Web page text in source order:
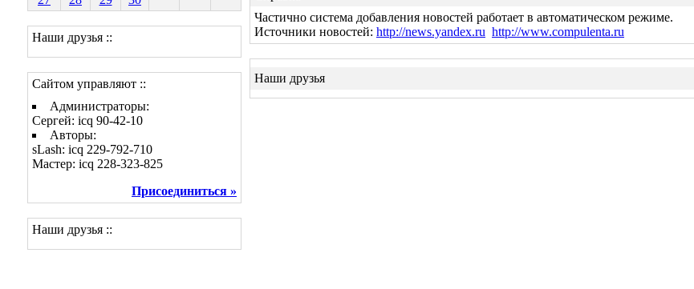
Наши друзья ::
Сайтом управляют ::
Администраторы:
Сергей: icq 90-42-10
Авторы:
sLash: icq 229-792-710
Мастер: icq 228-323-825
Присоединиться »
Наши друзья ::
Частично система добавления новостей работает в автоматическом режиме.
Источники новостей: http://news.yandex.ru http://www.compulenta.ru
Наши друзья